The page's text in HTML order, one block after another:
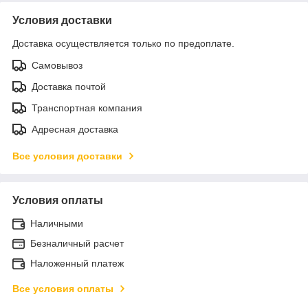
Условия доставки
Доставка осуществляется только по предоплате.
Самовывоз
Доставка почтой
Транспортная компания
Адресная доставка
Все условия доставки
Условия оплаты
Наличными
Безналичный расчет
Наложенный платеж
Все условия оплаты